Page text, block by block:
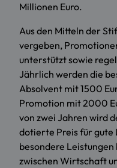
Millionen Euro.
Aus den Mitteln der
vergeben,
unterstützt sowie
Jährlich werden die
Absolvent mit 1500
Promotion mit 2000
von zwei Jahren wird
dotierte Preis für gute
besondere
zwischen Wirtschaft